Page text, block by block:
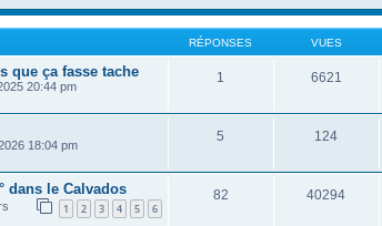
RÉPONSES VUES
que ça fasse tache
20:44 pm
1 6621
18:04 pm
5 124
dans le Calvados
1 2 3 4 5 6
82 40294